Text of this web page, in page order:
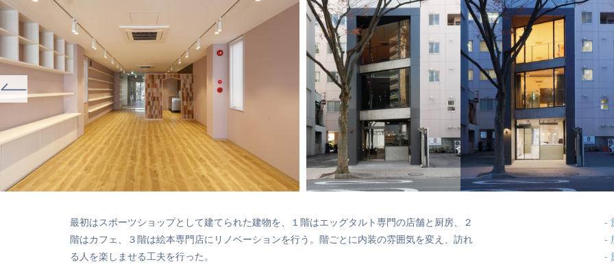
最初はスポーツショップとして建てられた建物を、１階はエッグタルト専門の店舗と厨房、２
階はカフェ、３階は絵本専門店にリノベーションを行う。階ごとに内装の雰囲気を変え、訪れ
る人を楽しませる工夫を行った。